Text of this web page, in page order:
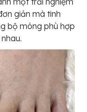
giản mà tinh
bộ móng phù hợp